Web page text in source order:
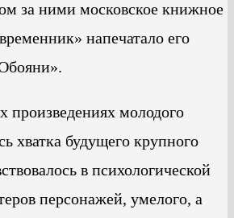
за ними московское книжное
напечатало его
произведениях молодого
хватка будущего крупного
в психологической
персонажей, умелого, а